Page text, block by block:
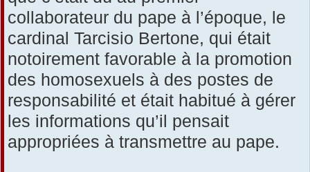
collaborateur du pape à l’époque, le
cardinal Tarcisio Bertone, qui était
notoirement favorable à la promotion
des homosexuels à des postes de
responsabilité et était habitué à gérer
les informations qu’il pensait
appropriées à transmettre au pape.